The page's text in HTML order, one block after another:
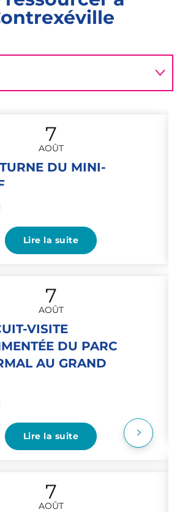
7
AOÛT
DU MINI-
Lire la suite
7
AOÛT
VISITE
DU PARC
AU GRAND
Lire la suite
7
AOÛT